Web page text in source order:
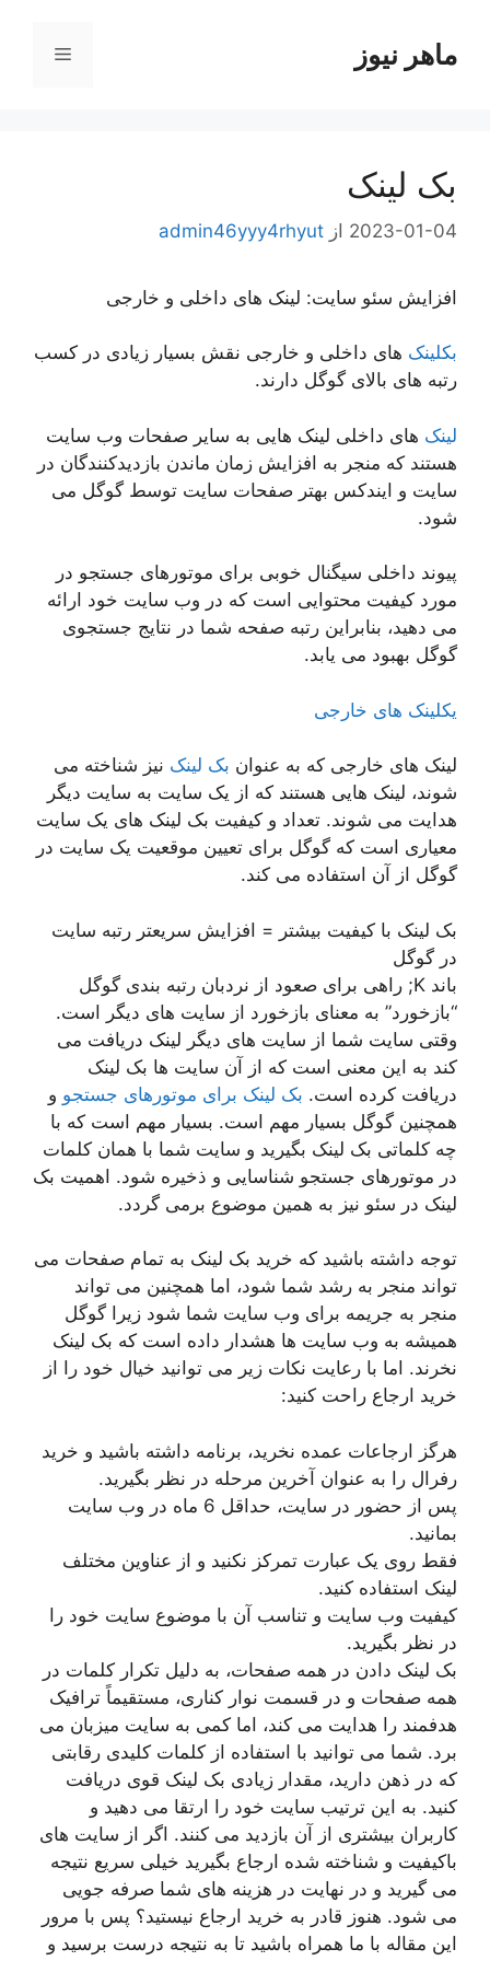
محتواماهر نیوز فهرست
بک لینک
2023-01-04 از admin46yyy4rhyut
افزایش سئو سایت: لینک های داخلی و خارجی
بکلینک های داخلی و خارجی نقش بسیار زیادی در کسب
رتبه های بالای گوگل دارند.
لینک های داخلی لینک هایی به سایر صفحات وب سایت
هستند که منجر به افزایش زمان ماندن بازدیدکنندگان در
سایت و ایندکس بهتر صفحات سایت توسط گوگل می
شود.
پیوند داخلی سیگنال خوبی برای موتورهای جستجو در
مورد کیفیت محتوایی است که در وب سایت خود ارائه
می دهید، بنابراین رتبه صفحه شما در نتایج جستجوی
گوگل بهبود می یابد.
یکلینک های خارجی
لینک های خارجی که به عنوان بک لینک نیز شناخته می
شوند، لینک هایی هستند که از یک سایت به سایت دیگر
هدایت می شوند. تعداد و کیفیت بک لینک های یک سایت
معیاری است که گوگل برای تعیین موقعیت یک سایت در
گوگل از آن استفاده می کند.
بک لینک با کیفیت بیشتر = افزایش سریعتر رتبه سایت
در گوگل
باند K; راهی برای صعود از نردبان رتبه بندی گوگل
“بازخورد” به معنای بازخورد از سایت های دیگر است.
وقتی سایت شما از سایت های دیگر لینک دریافت می
کند به این معنی است که از آن سایت ها بک لینک
دریافت کرده است. بک لینک برای موتورهای جستجو و
همچنین گوگل بسیار مهم است. بسیار مهم است که با
چه کلماتی بک لینک بگیرید و سایت شما با همان کلمات
در موتورهای جستجو شناسایی و ذخیره شود. اهمیت بک
لینک در سئو نیز به همین موضوع برمی گردد.
توجه داشته باشید که خرید بک لینک به تمام صفحات می
تواند منجر به رشد شما شود، اما همچنین می تواند
منجر به جریمه برای وب سایت شما شود زیرا گوگل
همیشه به وب سایت ها هشدار داده است که بک لینک
نخرند. اما با رعایت نکات زیر می توانید خیال خود را از
خرید ارجاع راحت کنید:
هرگز ارجاعات عمده نخرید، برنامه داشته باشید و خرید
رفرال را به عنوان آخرین مرحله در نظر بگیرید.
پس از حضور در سایت، حداقل 6 ماه در وب سایت
بمانید.
فقط روی یک عبارت تمرکز نکنید و از عناوین مختلف
لینک استفاده کنید.
کیفیت وب سایت و تناسب آن با موضوع سایت خود را
در نظر بگیرید.
بک لینک دادن در همه صفحات، به دلیل تکرار کلمات در
همه صفحات و در قسمت نوار کناری، مستقیماً ترافیک
هدفمند را هدایت می کند، اما کمی به سایت میزبان می
برد. شما می توانید با استفاده از کلمات کلیدی رقابتی
که در ذهن دارید، مقدار زیادی بک لینک قوی دریافت
کنید. به این ترتیب سایت خود را ارتقا می دهید و
کاربران بیشتری از آن بازدید می کنند. اگر از سایت های
باکیفیت و شناخته شده ارجاع بگیرید خیلی سریع نتیجه
می گیرید و در نهایت در هزینه های شما صرفه جویی
می شود. هنوز قادر به خرید ارجاع نیستید؟ پس با مرور
این مقاله با ما همراه باشید تا به نتیجه درست برسید و